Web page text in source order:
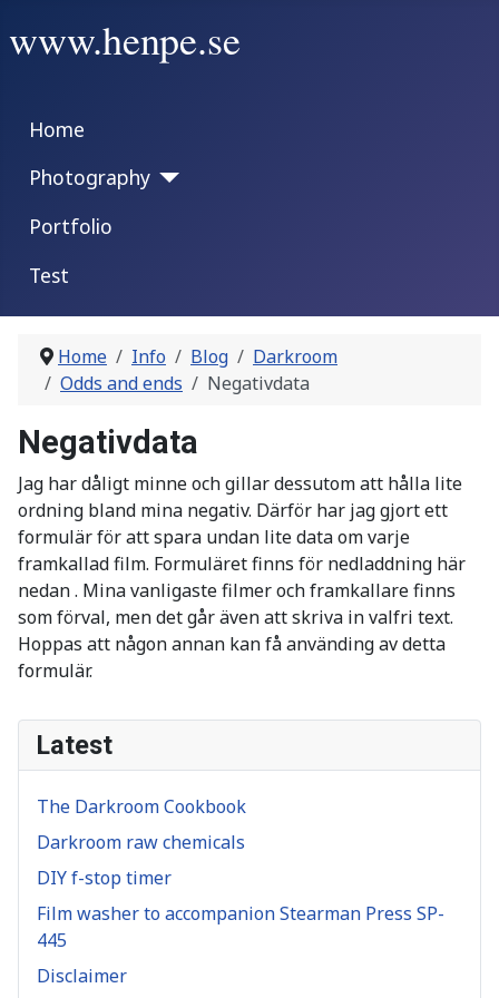
www.henpe.se
Home
Photography
Portfolio
Test
Home Info Blog
Darkroom
Odds and ends
Negativdata
Negativdata
Jag har dåligt minne och gillar dessutom att hålla lite
ordning bland mina negativ. Därför har jag gjort ett
formulär för att spara undan lite data om varje
framkallad film. Formuläret finns för nedladdning här
nedan . Mina vanligaste filmer och framkallare finns
som förval, men det går även att skriva in valfri text.
Hoppas att någon annan kan få använding av detta
formulär.
Latest
The Darkroom Cookbook
Darkroom raw chemicals
DIY f-stop timer
Film washer to accompanion Stearman Press SP-
445
Disclaimer